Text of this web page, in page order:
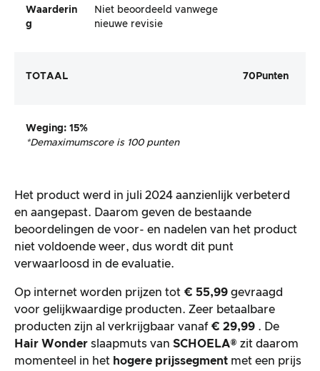
Waarderin
g
Niet beoordeeld vanwege
nieuwe revisie
TOTAAL 70 Punten
Weging: 15%
*Demaximumscore is 100 punten
Het product werd in juli 2024 aanzienlijk verbeterd
en aangepast. Daarom geven de bestaande
beoordelingen de voor- en nadelen van het product
niet voldoende weer, dus wordt dit punt
verwaarloosd in de evaluatie.
Op internet worden prijzen tot € 55,99 gevraagd
voor gelijkwaardige producten. Zeer betaalbare
producten zijn al verkrijgbaar vanaf € 29,99 . De
Hair Wonder slaapmuts van SCHOELA® zit daarom
momenteel in het hogere prijssegment met een prijs